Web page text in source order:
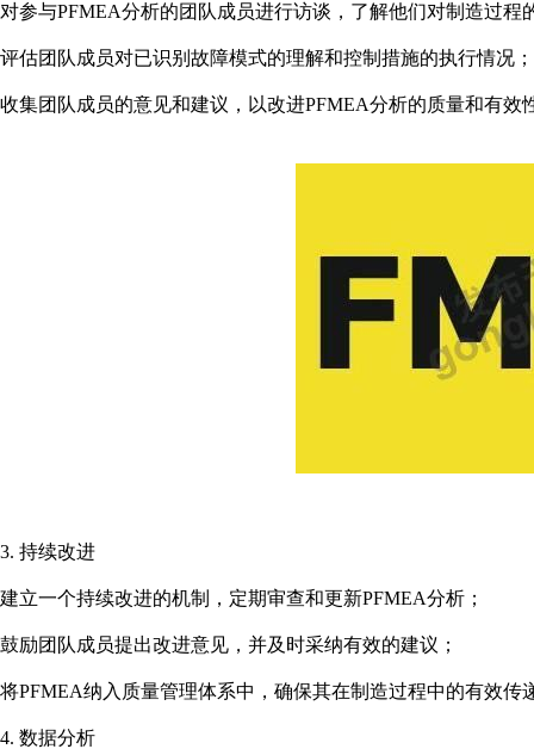
对参与PFMEA分析的团队成员进行访谈，了解他们对制造过程
评估团队成员对已识别故障模式的理解和控制措施的执行情况；
收集团队成员的意见和建议，以改进PFMEA分析的质量和有效
3. 持续改进
建立一个持续改进的机制，定期审查和更新PFMEA分析；
鼓励团队成员提出改进意见，并及时采纳有效的建议；
将PFMEA纳入质量管理体系中，确保其在制造过程中的有效传
4. 数据分析